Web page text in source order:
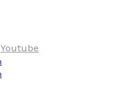
Youtube